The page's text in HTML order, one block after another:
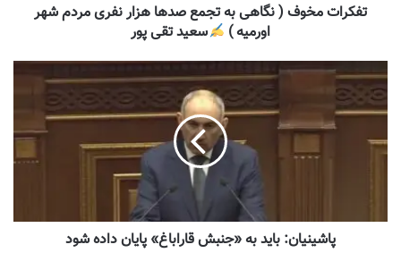
تفکرات مخوف ( نگاهی به تجمع صدها هزار نفری مردم شهر
اورمیه )
سعید تقی پور
پاشینیان: باید به «جنبش قاراباغ» پایان داده شود